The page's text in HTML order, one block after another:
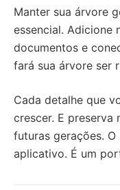
Manter sua árvore
essencial. Adicione
documentos e
fará sua árvore ser
Cada detalhe que
crescer. E preserva
futuras gerações. O
aplicativo. É um